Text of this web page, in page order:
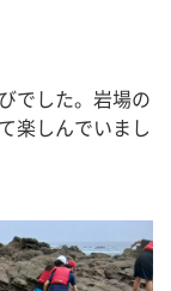
でした。岩場の
楽しんでいまし